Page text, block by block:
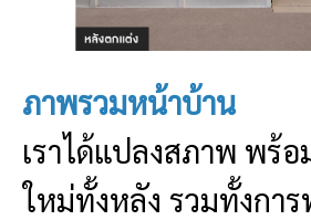
ภาพรวมหน้าบ้าน
เราได้แปลงสภาพ พร้
ใหม่ทั้งหลัง รวมทั้งกา